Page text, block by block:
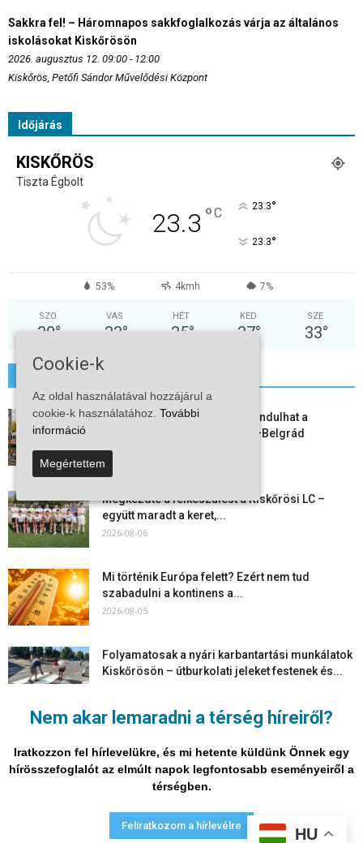
Nem akar lemaradni a térség híreiről?
Iratkozzon fel hírlevelükre, és mi hetente küldünk Önnek egy
hírösszefoglalót az elmúlt napok legfontosabb eseményeiről a
térségben.
Feliratkozom a hírlevélre
Sakkra fel! – Háromnapos sakkfoglalkozás várja az általános
iskolásokat Kiskőrösön
2026. augusztus 12. 09:00 - 12:00
Kiskőrös, Petőfi Sándor Művelődési Központ
Időjárás
KISKŐRÖS
Tiszta Égbolt
23.3 °C 23.3°
23.3°
53% 4kmh 7%
SZO
30°
VAS
33°
HÉT
35°
KED
37°
SZE
33°
Vitézy Dávid: már ősszel újraindulhat a
személyszállítás a Budapest–Belgrád
vasútvonalon
2026-08-06
Megkezdte a felkészülést a Kiskőrösi LC –
együtt maradt a keret,...
2026-08-06
Mi történik Európa felett? Ezért nem tud
szabadulni a kontinens a...
2026-08-05
Folyamatosak a nyári karbantartási munkálatok
Kiskőrösön – útburkolati jeleket festenek és...
Több száz gyorshajtót és ittas sofőrt szűrtek ki
Bács-Kiskun útjain –...
2026-08-04
Adatvédelmi nyilatkozat Médiaajánlat Impresszum
HU
Cookie-k
Az oldal használatával hozzájárul a
cookie-k használatához. További
információ
Megértettem